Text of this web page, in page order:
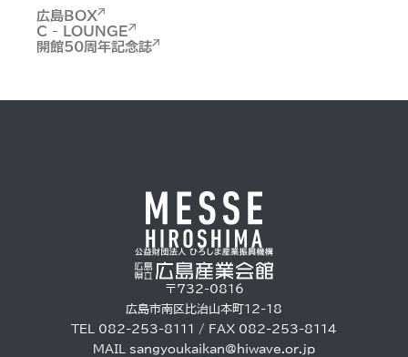
広島BOX
C - LOUNGE
開館50周年記念誌
〒732-0816
広島市南区比治山本町12-18
TEL 082-253-8111 / FAX 082-253-8114
MAIL sangyoukaikan@hiwave.or.jp